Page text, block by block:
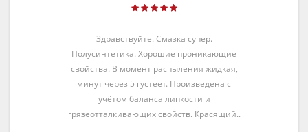
Здравствуйте. Смазка супер.
Полусинтетика. Хорошие проникающие
свойства. В момент распыления жидкая,
минут через 5 густеет. Произведена с
учётом баланса липкости и
грязеотталкивающих свойств. Красящий..